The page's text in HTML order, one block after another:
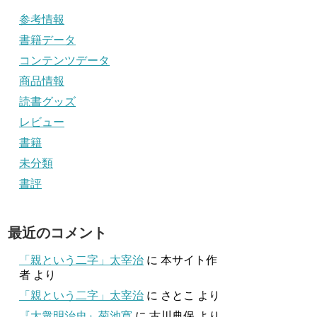
参考情報
書籍データ
コンテンツデータ
商品情報
読書グッズ
レビュー
書籍
未分類
書評
最近のコメント
「親という二字」太宰治 に 本サイト作
者 より
「親という二字」太宰治 に さとこ より